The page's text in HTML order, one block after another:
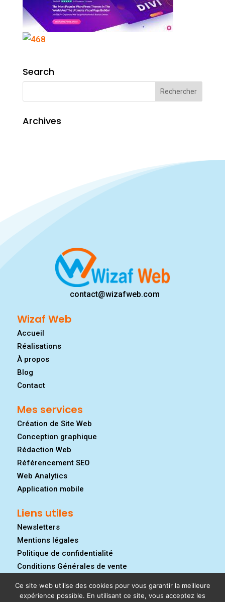
Search
Archives
contact@wizafweb.com
Wizaf Web
Accueil
Réalisations
À propos
Blog
Contact
Mes services
Création de Site Web
Conception graphique
Rédaction Web
Référencement SEO
Web Analytics
Application mobile
Liens utiles
Newsletters
Mentions légales
Politique de confidentialité
Conditions Générales de vente
Ce site web utilise des cookies pour vous garantir la meilleure
expérience possible. En utilisant ce site, vous acceptez les